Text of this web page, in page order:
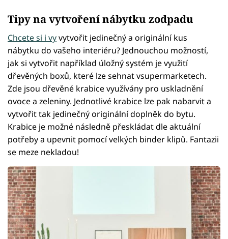
Tipy na vytvoření nábytku zodpadu
Chcete si i vyvytvořit jedinečný a originální kus
nábytku do vašeho interiéru? Jednouchou možností,
jak si vytvořit například úložný systém je využití
dřevěných boxů, které lze sehnat vsupermarketech.
Zde jsou dřevěné krabice využívány pro uskladnění
ovoce a zeleniny. Jednotlivé krabice lze pak nabarvit a
vytvořit tak jedinečný originální doplněk do bytu.
Krabice je možné následně přeskládat dle aktuální
potřeby a upevnit pomocí velkých binder klipů. Fantazii
se meze nekladou!